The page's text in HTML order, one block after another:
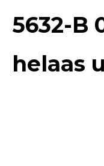
5632-B
helaas